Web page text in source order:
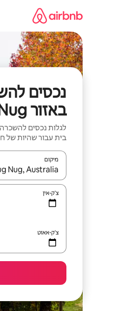
נכסים
באזור Nug Nug
לגלות נכסים
בית עבור שהיות של
מיקום
כאשר התוצאות יהיו
צ'ק-אין
צ'ק-אאוט